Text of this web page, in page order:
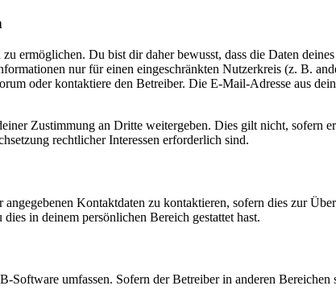
ermöglichen. Du bist dir daher bewusst, dass die Daten
nur für einen eingeschränkten Nutzerkreis (z. B.
oder kontaktiere den Betreiber. Die E-Mail-Adresse aus
Zustimmung an Dritte weitergeben. Dies gilt nicht, sofern
rechtlicher Interessen erforderlich sind.
Kontaktdaten zu kontaktieren, sofern dies zur
in deinem persönlichen Bereich gestattet hast.
umfassen. Sofern der Betreiber in anderen